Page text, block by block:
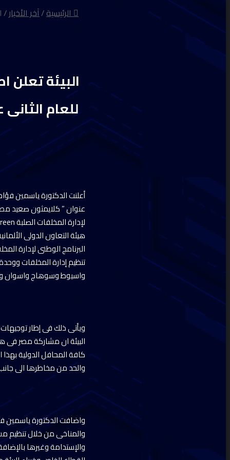
الرئيسية/آخر الأخبار/
للعام
عنوان ” كلايمثون صعيد
واسيوط وسوهاج واسوان
ويأتى ذلك فى إطار توجيهات
البيئة ان مشاركة مصر فى
كافة المحافل الدولية
والحد من مخاطرها الى جانب
واضافت الدكتورة ياسمين
والمناخى من خلال تنظيم
والإستدامة وغيرها